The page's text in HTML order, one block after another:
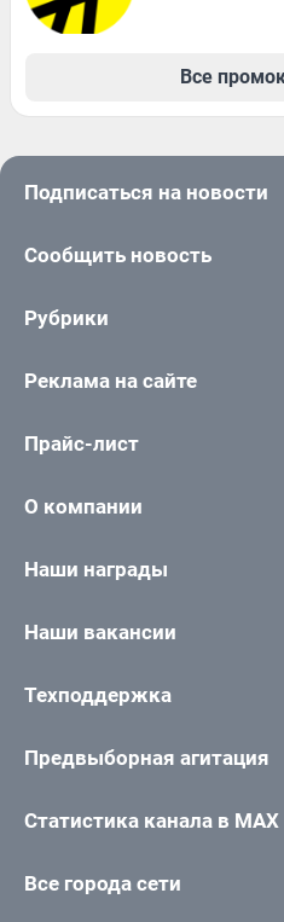
Все
Подписаться на новости
Сообщить новость
Рубрики
Реклама на сайте
Прайс-лист
О компании
Наши награды
Наши вакансии
Техподдержка
Предвыборная агитация
Статистика канала в MAX
Все города сети